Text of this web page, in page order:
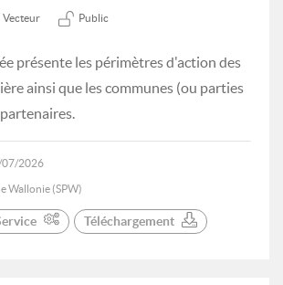
Vecteur Public
présente les périmètres d'action des
ainsi que les communes (ou parties
2026
Wallonie (SPW)
Téléchargement